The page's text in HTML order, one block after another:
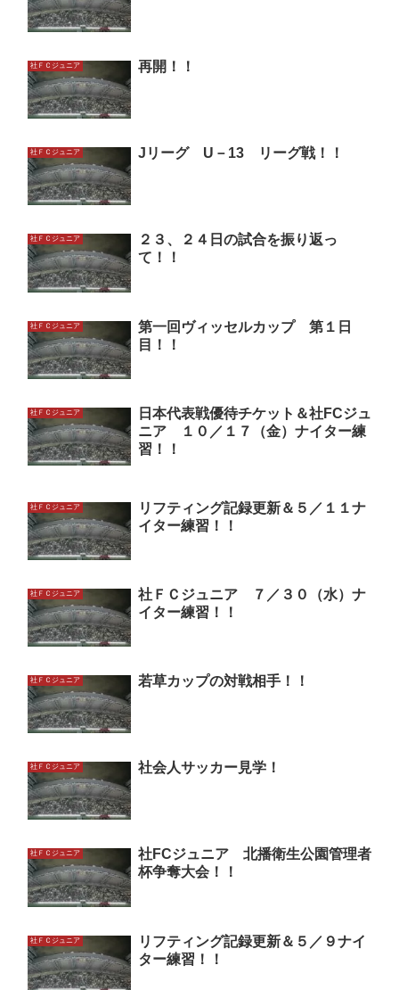
社ＦＣジュニア 再開！！
社ＦＣジュニア Jリーグ U－13 リーグ戦！！
社ＦＣジュニア
２３、２４日の試合を振り返っ
て！！
社ＦＣジュニア
第一回ヴィッセルカップ 第１日
目！！
社ＦＣジュニア
日本代表戦優待チケット＆社FCジュ
ニア １０／１７（金）ナイター練
習！！
社ＦＣジュニア
リフティング記録更新＆５／１１ナ
イター練習！！
社ＦＣジュニア
社ＦＣジュニア ７／３０（水）ナ
イター練習！！
社ＦＣジュニア 若草カップの対戦相手！！
社ＦＣジュニア 社会人サッカー見学！
社ＦＣジュニア
社FCジュニア 北播衛生公園管理者
杯争奪大会！！
社ＦＣジュニア
リフティング記録更新＆５／９ナイ
ター練習！！